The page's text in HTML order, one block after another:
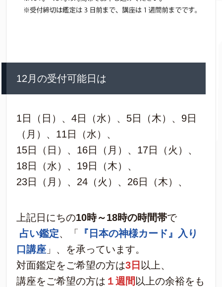
12月の受付可能日は
1日（日）、4日（水）、5日（木）、9日
（月）、11日（水）、
15日（日）、16日（月）、17日（火）、
18日（水）、19日（木）、
23日（月）、24（火）、26日（木）、
上記日にちの10時～18時の時間帯で
占い鑑定、「
『日本の神様カード』入り
口講座 」、を承っています。
対面鑑定をご希望の方は3日 以上、
講座をご希望の方は １週間 以上の余裕をも